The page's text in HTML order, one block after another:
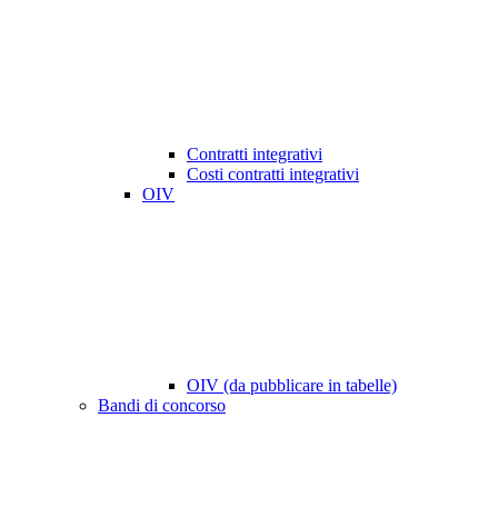
Contratti integrativi
Costi contratti integrativi
OIV
OIV (da pubblicare in tabelle)
Bandi di concorso